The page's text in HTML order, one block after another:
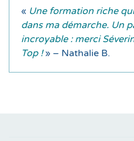
« Une formation riche
dans ma démarche. Un
incroyable : merci
Top !» – Nathalie B.